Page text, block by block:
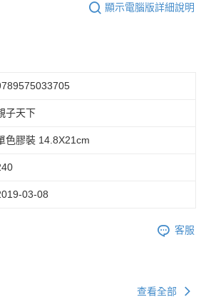
顯示電腦版詳細說明
子天下
色膠裝 14.8X21cm
03-08
客服
查看全部